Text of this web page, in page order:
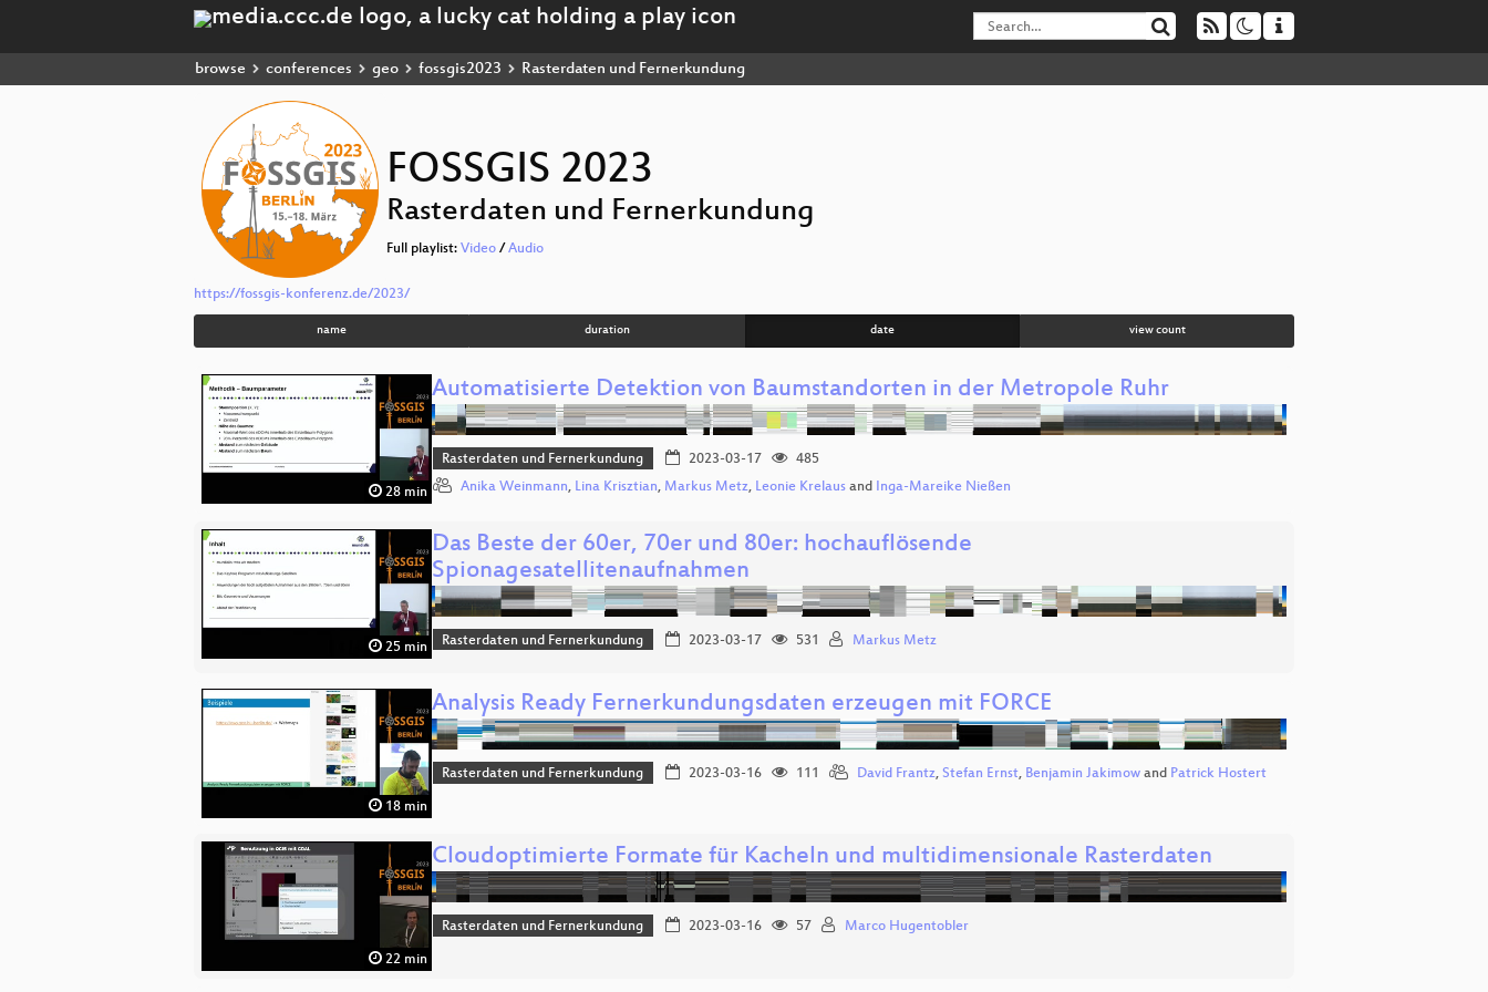
browse conferences geo fossgis2023 Rasterdaten und Fernerkundung
FOSSGIS 2023
Rasterdaten und Fernerkundung
Full playlist: Video/ Audio
https://fossgis-konferenz.de/2023/
name duration date view count
28 min
Automatisierte Detektion von Baumstandorten in der Metropole Ruhr
Rasterdaten und Fernerkundung 2023-03-17
485
Anika Weinmann, Lina Krisztian, Markus Metz, Leonie Krelaus and Inga-Mareike Nießen
25 min
Das Beste der 60er, 70er und 80er: hochauflösende
Spionagesatellitenaufnahmen
Rasterdaten und Fernerkundung 2023-03-17 531 Markus Metz
18 min
Analysis Ready Fernerkundungsdaten erzeugen mit FORCE
Rasterdaten und Fernerkundung 2023-03-16 111 David Frantz, Stefan Ernst, Benjamin Jakimowand Patrick Hostert
22 min
Cloudoptimierte Formate für Kacheln und multidimensionale Rasterdaten
Rasterdaten und Fernerkundung 2023-03-16 57 Marco Hugentobler